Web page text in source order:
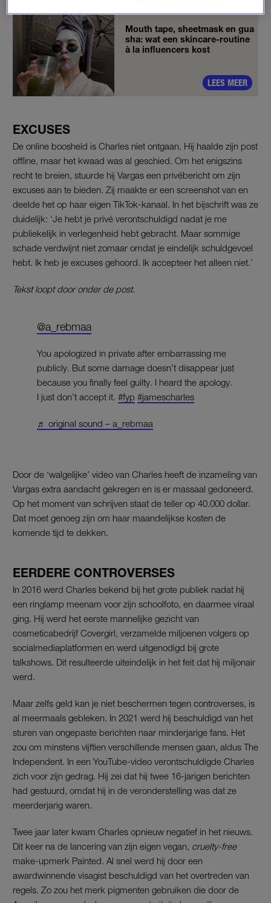
Mouth tape, sheetmask en gua
sha: wat een skincare-routine
à la influencers kost
LEES MEER
EXCUSES
De online boosheid is Charles niet ontgaan. Hij haalde zijn post
offline, maar het kwaad was al geschied. Om het enigszins
recht te breien, stuurde hij Vargas een privébericht om zijn
excuses aan te bieden. Zij maakte er een screenshot van en
deelde het op haar eigen TikTok-kanaal. In het bijschrift was ze
duidelijk: ‘Je hebt je privé verontschuldigd nadat je me
publiekelijk in verlegenheid hebt gebracht. Maar sommige
schade verdwijnt niet zomaar omdat je eindelijk schuldgevoel
hebt. Ik heb je excuses gehoord. Ik accepteer het alleen niet.’
Tekst loopt door onder de post.
@a_rebmaa
You apologized in private after embarrassing me
publicly. But some damage doesn’t disappear just
because you finally feel guilty. I heard the apology.
I just don’t accept it. #fyp #jamescharles
♬ original sound – a_rebmaa
Door de ‘walgelijke’ video van Charles heeft de inzameling van
Vargas extra aandacht gekregen en is er massaal gedoneerd.
Op het moment van schrijven staat de teller op 40.000 dollar.
Dat moet genoeg zijn om haar maandelijkse kosten de
komende tijd te dekken.
EERDERE CONTROVERSES
In 2016 werd Charles bekend bij het grote publiek nadat hij
een ringlamp meenam voor zijn schoolfoto, en daarmee viraal
ging. Hij werd het eerste mannelijke gezicht van
cosmeticabedrijf Covergirl, verzamelde miljoenen volgers op
socialmediaplatformen en werd uitgenodigd bij grote
talkshows. Dit resulteerde uiteindelijk in het feit dat hij miljonair
werd.
Maar zelfs geld kan je niet beschermen tegen controverses, is
al meermaals gebleken. In 2021 werd hij beschuldigd van het
sturen van ongepaste berichten naar minderjarige fans. Het
zou om minstens vijftien verschillende mensen gaan, aldus The
Independent. In een YouTube-video verontschuldigde Charles
zich voor zijn gedrag. Hij zei dat hij twee 16-jarigen berichten
had gestuurd, omdat hij in de veronderstelling was dat ze
meerderjarig waren.
Twee jaar later kwam Charles opnieuw negatief in het nieuws.
Dit keer na de lancering van zijn eigen vegan, cruelty-free
make-upmerk Painted. Al snel werd hij door een
awardwinnende visagist beschuldigd van het overtreden van
regels. Zo zou het merk pigmenten gebruiken die door de